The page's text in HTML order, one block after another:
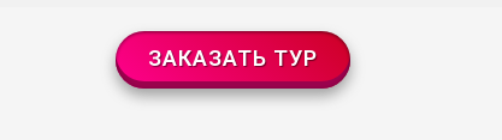
ЗАКАЗАТЬ ТУР